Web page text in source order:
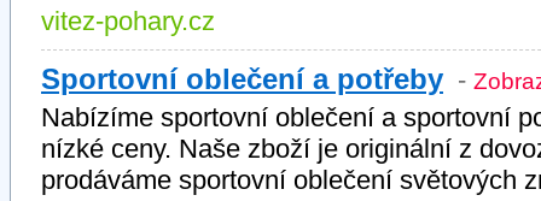
vitez-pohary.cz
Sportovní oblečení a potřeby -
Nabízíme sportovní oblečení a sportovní
nízké ceny. Naše zboží je originální z
prodáváme sportovní oblečení světových